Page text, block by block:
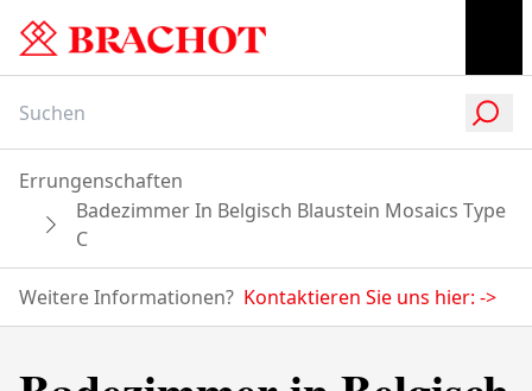
Errungenschaften
Badezimmer In Belgisch Blaustein Mosaics Type
C
Weitere Informationen? Kontaktieren Sie uns hier: ->